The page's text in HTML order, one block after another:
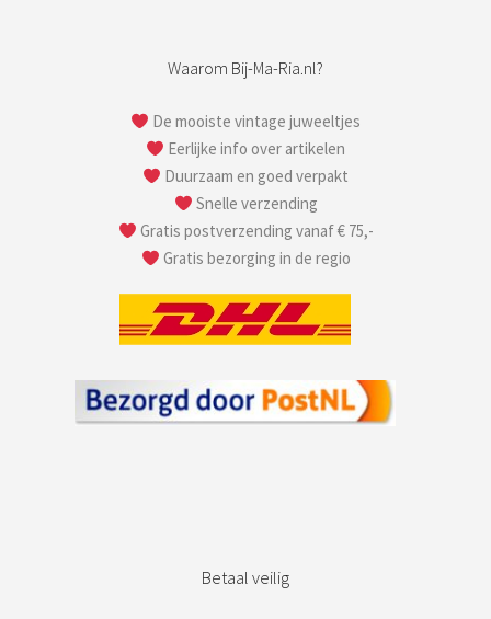
Waarom Bij-Ma-Ria.nl?
De mooiste vintage juweeltjes
Eerlijke info over artikelen
Duurzaam en goed verpakt
Snelle verzending
Gratis postverzending vanaf € 75,-
Gratis bezorging in de regio
Betaal veilig